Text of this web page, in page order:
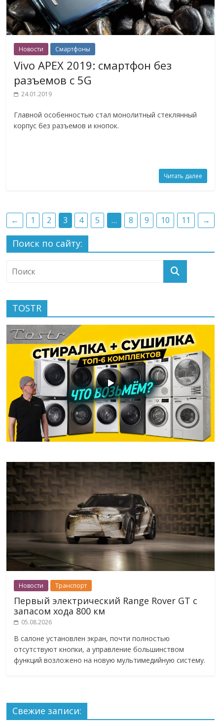
Новости Смартфоны
Vivo APEX 2019: смартфон без
разъемов с 5G
24.01.2019
Главной особенностью стал монолитный стеклянный
корпус без разъемов и кнопок.
Читать далее
← 1 2 3 4 5 … 8 9 10 11 →
Поиск по сайту:
TOSTR
Новости Транспорт
Первый электрический Range Rover GT с
запасом хода 800 км
05.08.2026
В салоне установлен экран, почти полностью
отсутствуют кнопки, а управление большинством
функций возложено на новую мультимедийную систему.
Свежие записи: